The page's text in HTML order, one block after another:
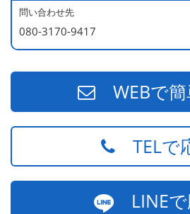
問い合わせ先
080-3170-9417
WEBで簡
TELで
LINEで